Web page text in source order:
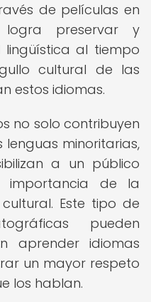
de películas en
logra preservar y
al tiempo
cultural de las
estos idiomas.
no solo contribuyen
minoritarias,
a un público
de la
Este tipo de
pueden
aprender idiomas
un mayor respeto
los hablan.